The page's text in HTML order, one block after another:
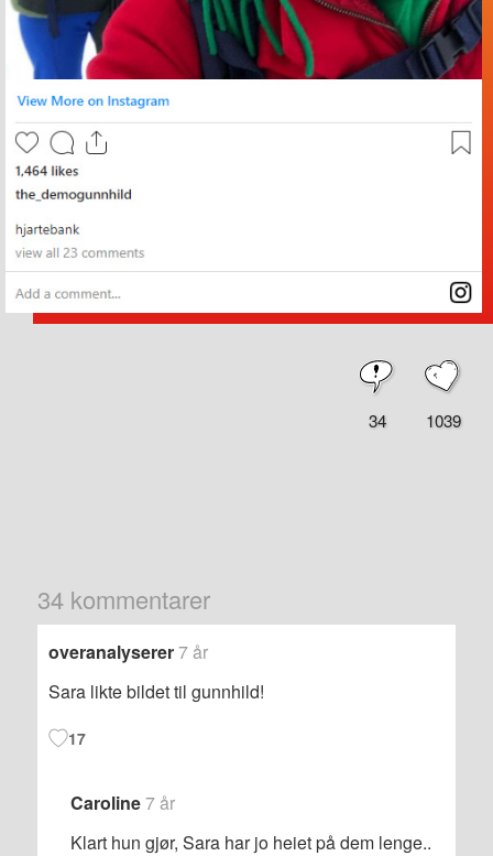
34 1039
34 kommentarer
overanalyserer7 år
Sara likte bildet til gunnhild!
17
Caroline7 år
Klart hun gjør, Sara har jo heiet på dem lenge..